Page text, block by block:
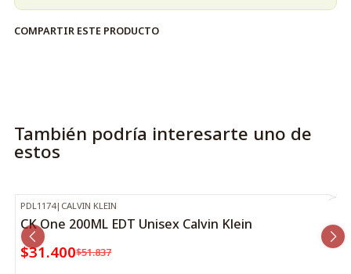
COMPARTIR ESTE PRODUCTO
También podría interesarte uno de
estos
-39% OFF
PDL1174| CALVIN KLEIN
CK One 200ML EDT Unisex Calvin Klein
$31.400$51.837